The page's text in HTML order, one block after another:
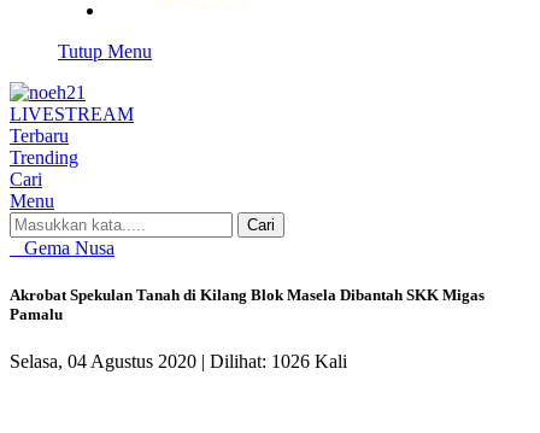
Tutup Menu
LIVESTREAM
Terbaru
Trending
Cari
Menu
Cari
Gema Nusa
Akrobat Spekulan Tanah di Kilang Blok Masela Dibantah SKK Migas
Pamalu
Selasa, 04 Agustus 2020 | Dilihat: 1026 Kali